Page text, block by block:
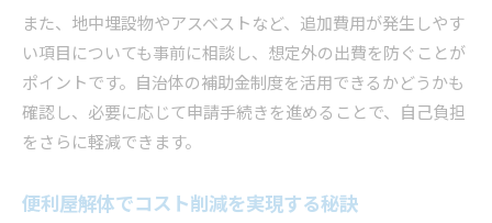
また、地中埋設物やアスベストなど、追加費用が発生しやす
い項目についても事前に相談し、想定外の出費を防ぐことが
ポイントです。自治体の補助金制度を活用できるかどうかも
確認し、必要に応じて申請手続きを進めることで、自己負担
をさらに軽減できます。
便利屋解体でコスト削減を実現する秘訣